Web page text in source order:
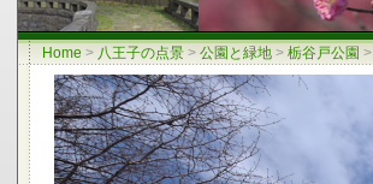
Home > 八王子の点景 > 公園と緑地 > 栃谷戸公園 >